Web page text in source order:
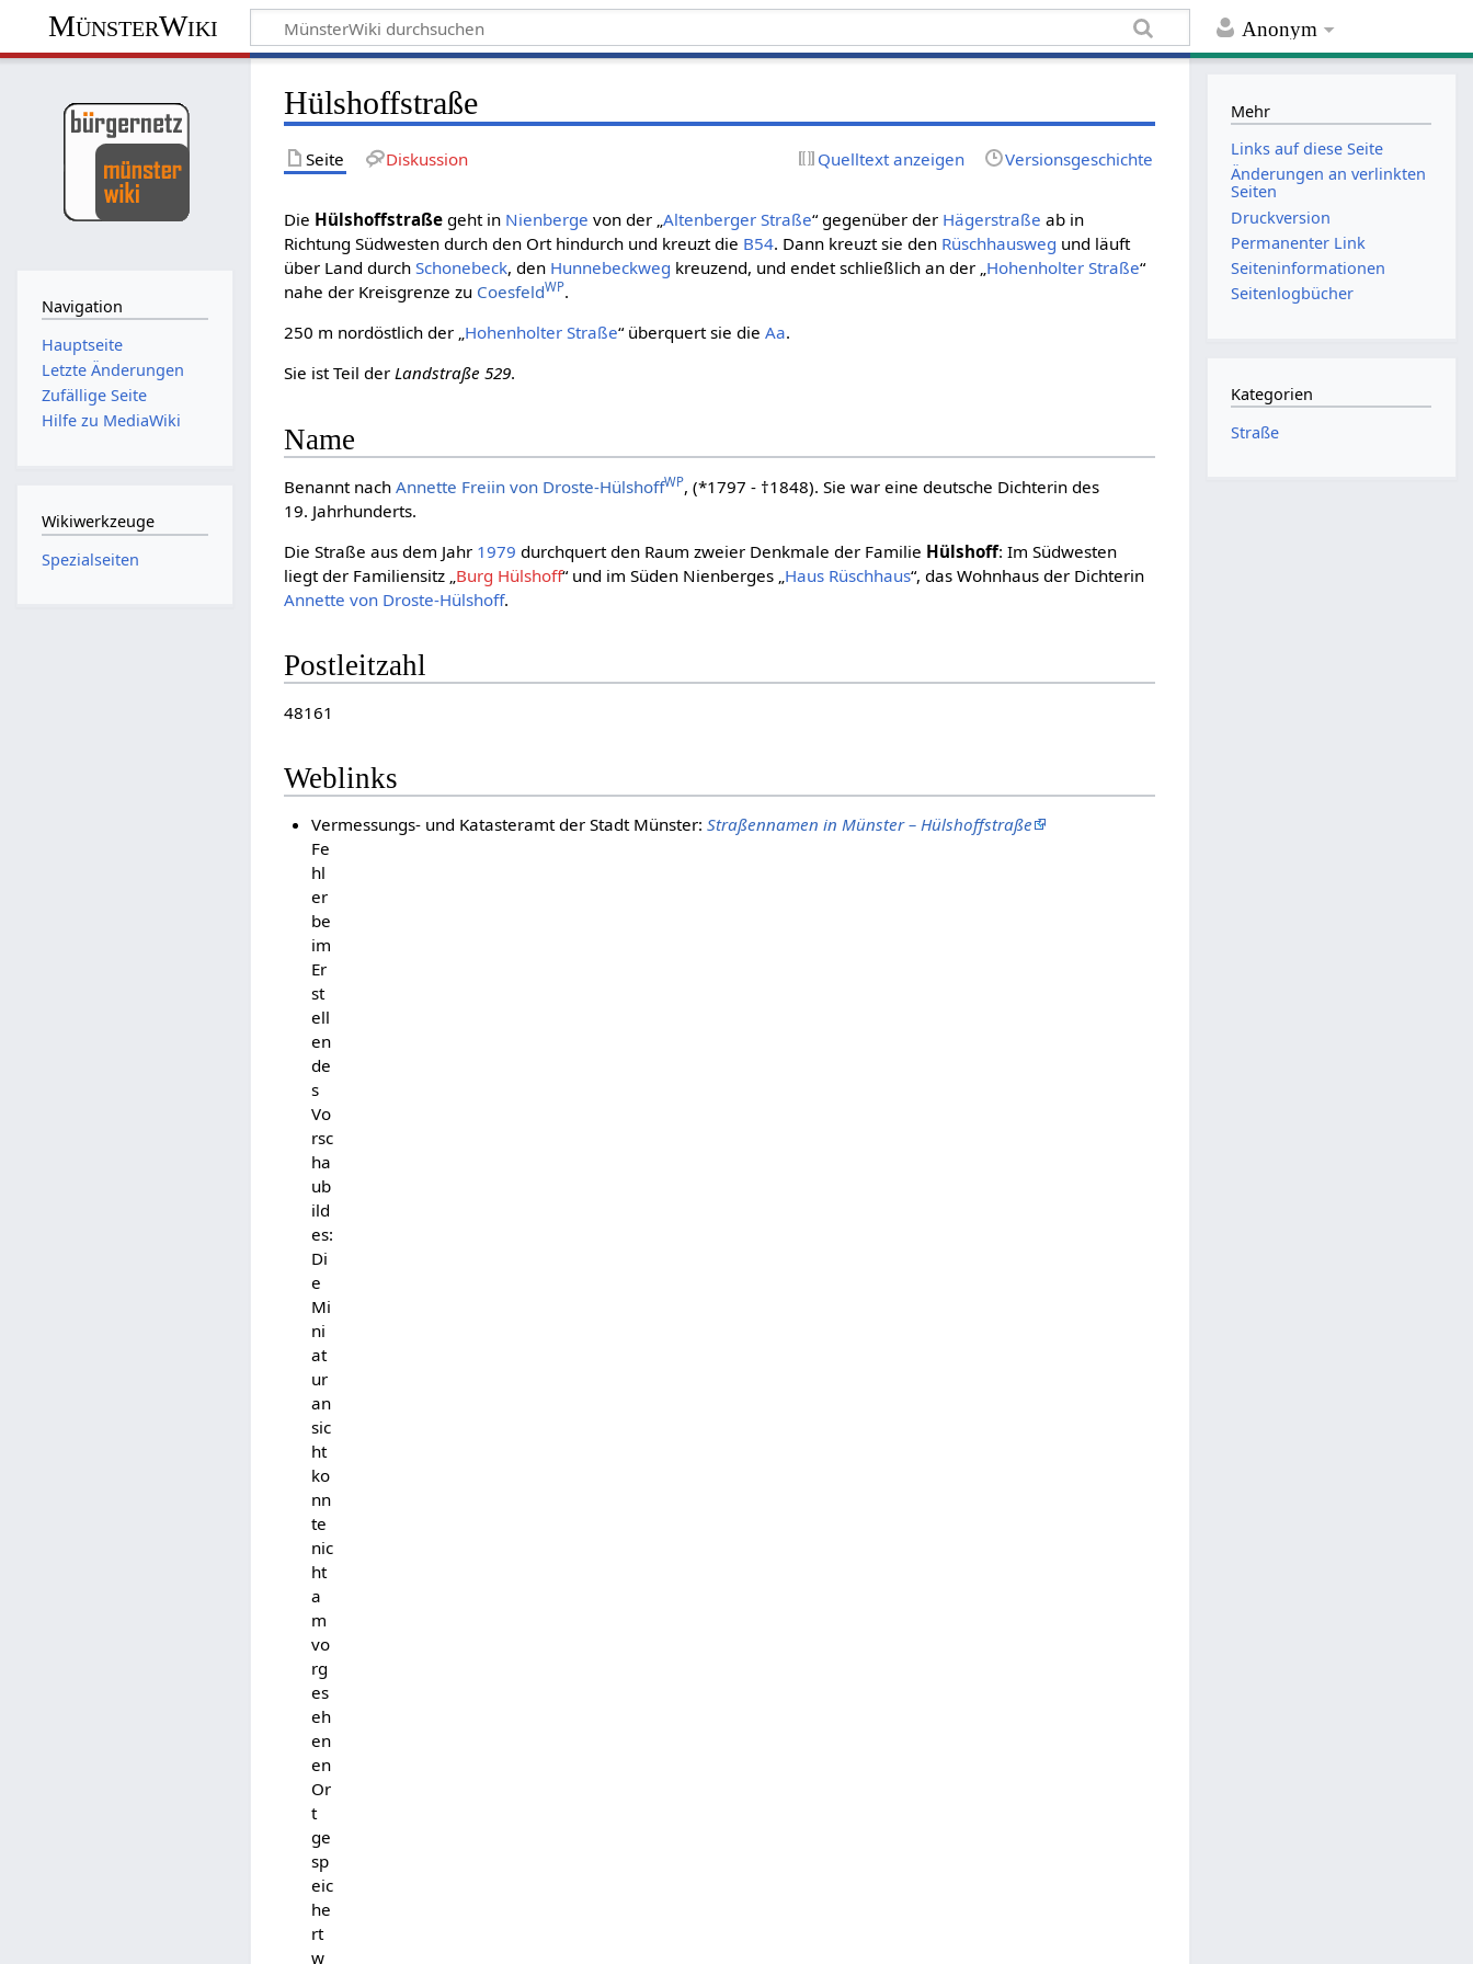
Anonym
MünsterWiki
Hülshoffstraße
Seite Diskussion Quelltext anzeigen Versionsgeschichte
Die Hülshoffstraße geht in Nienberge von der „Altenberger Straße“ gegenüber der Hägerstraße ab in
Richtung Südwesten durch den Ort hindurch und kreuzt die B54. Dann kreuzt sie den Rüschhausweg und läuft
über Land durchSchonebeck, den Hunnebeckweg kreuzend, und endet schließlich an der „ Hohenholter Straße“
nahe der Kreisgrenze zu CoesfeldWP.
250 m nordöstlich der „Hohenholter Straße“ überquert sie dieAa.
Sie ist Teil derLandstraße 529.
Name
Benannt nachAnnette Freiin von Droste-HülshoffWP, (*1797 - †1848). Sie war eine deutsche Dichterin des
19. Jahrhunderts.
Die Straße aus dem Jahr 1979 durchquert den Raum zweier Denkmale der Familie Hülshoff: Im Südwesten
liegt der Familiensitz „ Burg Hülshoff“ und im Süden Nienberges „ Haus Rüschhaus“, das Wohnhaus der Dichterin
Annette von Droste-Hülshoff.
Postleitzahl
48161
Weblinks
Vermessungs- und Katasteramt der Stadt Münster: Straßennamen in Münster – Hülshoffstraße
Fe
hl
er
be
im
Er
st
ell
en
de
s
Vo
rsc
ha
ub
ild
es:
Di
e
Mi
ni
at
ur
an
sic
ht
ko
nn
te
nic
ht
a
m
vo
rg
es
eh
en
en
Or
t
ge
sp
eic
he
rt
w
Navigation
Hauptseite
Letzte Änderungen
Zufällige Seite
Hilfe zu MediaWiki
Wikiwerkzeuge
Spezialseiten
Mehr
Links auf diese Seite
Änderungen an verlinkten
Seiten
Druckversion
Permanenter Link
Seiten­informationen
Seitenlogbücher
Kategorien
Straße